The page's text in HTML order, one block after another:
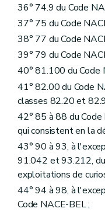
36° 74.9 du Code
37° 75 du Code
38° 77 du Code
39° 79 du Code
40° 81.100 du Code
41° 82.00 du Code
classes 82.20 et
42° 85 à 88 du
qui consistent en la
43° 90 à 93, à
91.042 et 93.212, du
exploitations de
44° 94 à 98, à
Code NACE-BEL ;